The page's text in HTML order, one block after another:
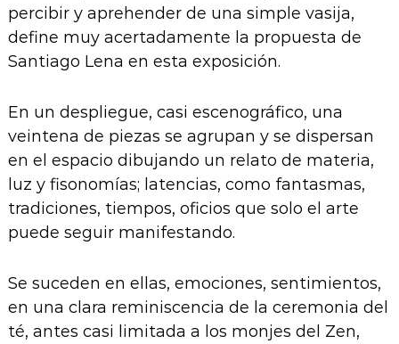
percibir y aprehender de una simple vasija,
define muy acertadamente la propuesta de
Santiago Lena en esta exposición.
En un despliegue, casi escenográfico, una
veintena de piezas se agrupan y se dispersan
en el espacio dibujando un relato de materia,
luz y fisonomías; latencias, como fantasmas,
tradiciones, tiempos, oficios que solo el arte
puede seguir manifestando.
Se suceden en ellas, emociones, sentimientos,
en una clara reminiscencia de la ceremonia del
té, antes casi limitada a los monjes del Zen,